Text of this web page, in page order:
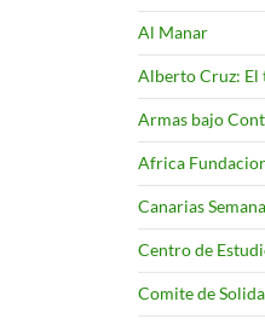
Al Manar
Alberto Cruz:
Armas bajo
Africa
Canarias
Centro de
Comite de